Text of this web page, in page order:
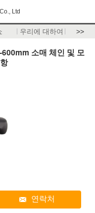
Ltd
우리에 대하여 >>
소매 체인 및 모
연락처